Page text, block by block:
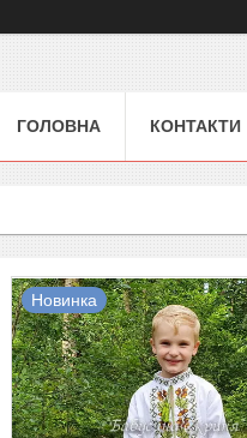
ГОЛОВНА КОНТАКТИ
Новинка